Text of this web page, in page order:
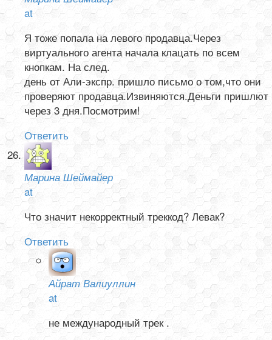
at
Я тоже попала на левого продавца.Через
виртуального агента начала клацать по всем
кнопкам. На след.
день от Али-экспр. пришло письмо о том,что они
проверяют продавца.Извиняются.Деньги пришлют
через 3 дня.Посмотрим!
Ответить
Марина Шеймайер
at
Что значит некорректный треккод? Левак?
Ответить
Айрат Валиуллин
at
не международный трек .